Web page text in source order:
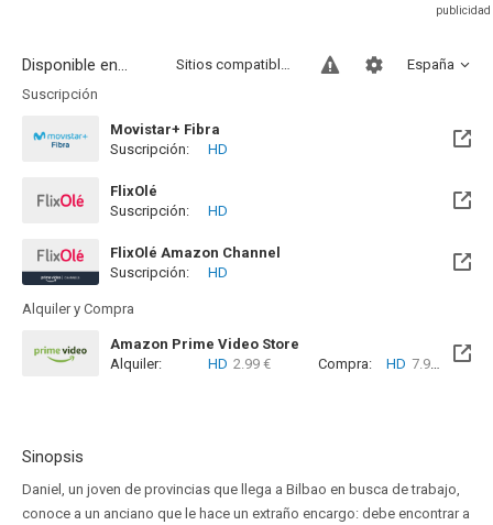
Disponible en... España
Sitios compatibles
Suscripción
Movistar+ Fibra
Disponible hasta el Vie, 01 Ene 2100 (Quedan 73 años)
Suscripción: HD
FlixOlé
Suscripción:
HD
FlixOlé Amazon Channel
Suscripción:
HD
Alquiler y Compra
Amazon Prime Video Store
Alquiler:
HD 2.99 € Compra: HD 7.99 €
Sinopsis
Daniel, un joven de provincias que llega a Bilbao en busca de trabajo,
conoce a un anciano que le hace un extraño encargo: debe encontrar a